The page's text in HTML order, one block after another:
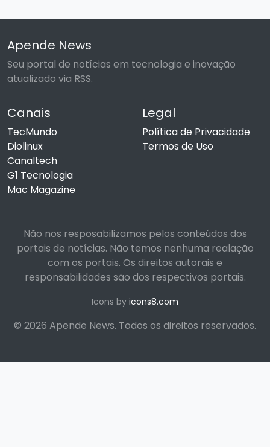
Apende News
Seu portal de notícias em tecnologia e inovação
atualizado via RSS.
Canais
TecMundo
Diolinux
Canaltech
G1 Tecnologia
Mac Magazine
Legal
Política de Privacidade
Termos de Uso
Não nos resposabilizamos pelos conteúdos dos
portais de notícias. Não temos nenhuma realação
com os portais. Os direitos autorais e
responsabilidades são dos respectivos portais.
Icons by icons8.com
© 2026 Apende News. Todos os direitos reservados.